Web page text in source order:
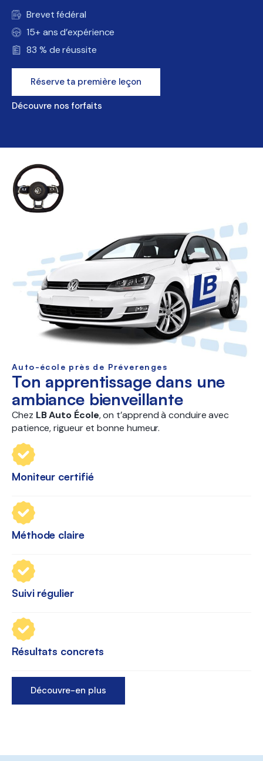
Brevet fédéral
15+ ans d’expérience
83 % de réussite
Réserve ta première leçon
Découvre nos forfaits
Auto-école près de Préverenges
Ton apprentissage dans une
ambiance bienveillante
Chez LB Auto École, on t’apprend à conduire avec
patience, rigueur et bonne humeur.
Moniteur certifié
Méthode claire
Suivi régulier
Résultats concrets
Découvre-en plus